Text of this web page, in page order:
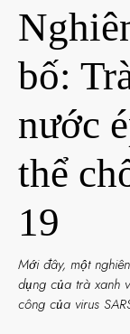
bố:
nước
thể
19
Mới đây, một
dụng của trà xanh
công của virus